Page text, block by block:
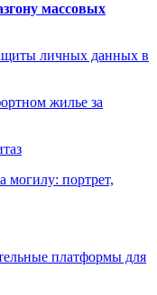
массовых
личных данных в
жилье за
могилу: портрет,
платформы для